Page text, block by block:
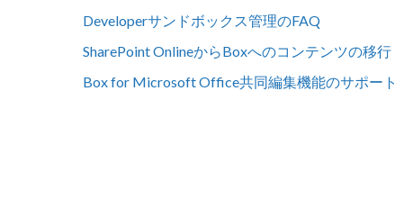
Developerサンドボックス管理のFAQ
SharePoint OnlineからBoxへのコンテンツの移行
Box for Microsoft Office共同編集機能のサポート